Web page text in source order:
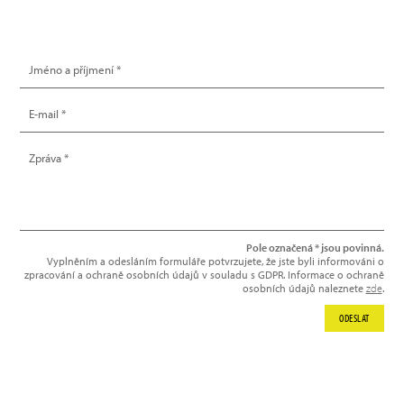
Pole označená * jsou povinná.
Vyplněním a odesláním formuláře potvrzujete, že jste byli informováni o
zpracování a ochraně osobních údajů v souladu s GDPR. Informace o ochraně
osobních údajů naleznete zde.
ODESLAT